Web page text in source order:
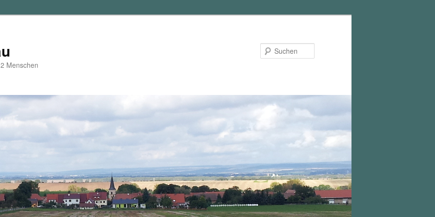
Menschen